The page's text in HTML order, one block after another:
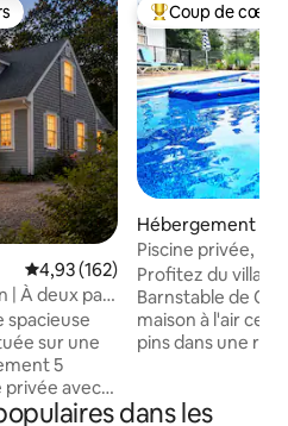
plus appréciés
Évaluation moyenne sur la
4,93 (162)
| À deux pas
de jardin |
spacieuse
sur une
5
privée avec
Coups de cœur
Coup de cœur
Hébergement ⋅
Piscine privée,
3 chambres/3
climatisation
Profitez du
Barnstable de
maison à l'air
pins dans une
pâtés de maisons
dans les